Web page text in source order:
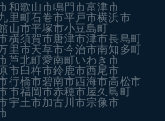
和歌山市鳴門市富津市
里町石巻市平戸市横浜市
山市平塚市小豆島町
横須賀市唐津市津市長島町
里市天草市今治市南知多町
芦北町愛南町いわき市
市 臼杵市鈴鹿市西尾市
行橋市碧南市西海市高松市
市福岡市赤穂市屋久島町
宇土市加古川市宗像市